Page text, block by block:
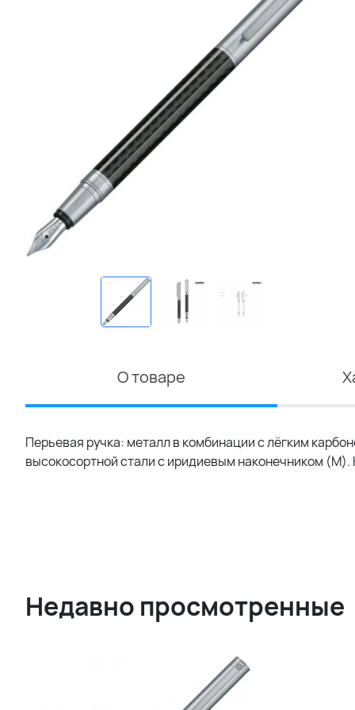
О товаре
Перьевая ручка: металл в комбинации с лёгким
высокосортной стали с иридиевым наконечником
Недавно просмотренные